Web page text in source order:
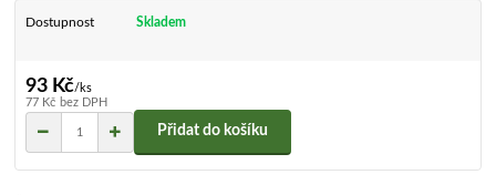
Dostupnost Skladem
93 Kč/ks
77 Kč bez DPH
Přidat do košíku